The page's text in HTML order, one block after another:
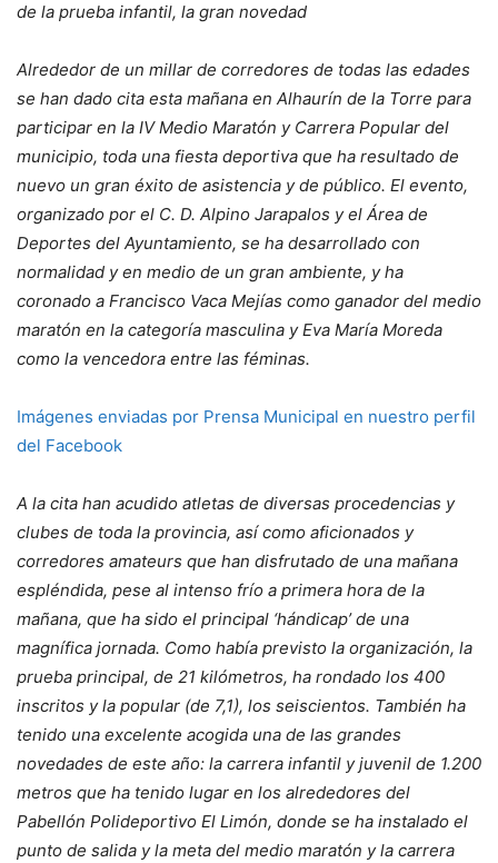
de la prueba infantil, la gran novedad
Alrededor de un millar de corredores de todas las edades
se han dado cita esta mañana en Alhaurín de la Torre para
participar en la IV Medio Maratón y Carrera Popular del
municipio, toda una fiesta deportiva que ha resultado de
nuevo un gran éxito de asistencia y de público. El evento,
organizado por el C. D. Alpino Jarapalos y el Área de
Deportes del Ayuntamiento, se ha desarrollado con
normalidad y en medio de un gran ambiente, y ha
coronado a Francisco Vaca Mejías como ganador del medio
maratón en la categoría masculina y Eva María Moreda
como la vencedora entre las féminas.
Imágenes enviadas por Prensa Municipal en nuestro perfil
del Facebook
A la cita han acudido atletas de diversas procedencias y
clubes de toda la provincia, así como aficionados y
corredores amateurs que han disfrutado de una mañana
espléndida, pese al intenso frío a primera hora de la
mañana, que ha sido el principal ‘hándicap’ de una
magnífica jornada. Como había previsto la organización, la
prueba principal, de 21 kilómetros, ha rondado los 400
inscritos y la popular (de 7,1), los seiscientos. También ha
tenido una excelente acogida una de las grandes
novedades de este año: la carrera infantil y juvenil de 1.200
metros que ha tenido lugar en los alrededores del
Pabellón Polideportivo El Limón, donde se ha instalado el
punto de salida y la meta del medio maratón y la carrera